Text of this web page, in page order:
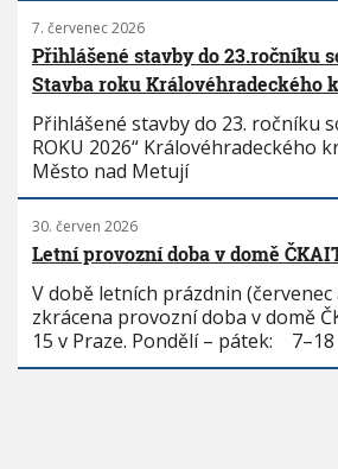
7. červenec 2026
Přihlášené stavby do 23.ročníku
Stavba roku Královéhradeckého
Přihlášené stavby do 23. ročníku
ROKU 2026“ Královéhradeckého
Město nad Metují
30. červen 2026
Letní provozní doba v domě
V době letních prázdnin (červenec
zkrácena provozní doba v domě
15 v Praze. Pondělí – pátek: 7–18